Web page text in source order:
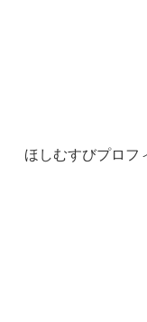
ほしむすびプロフ